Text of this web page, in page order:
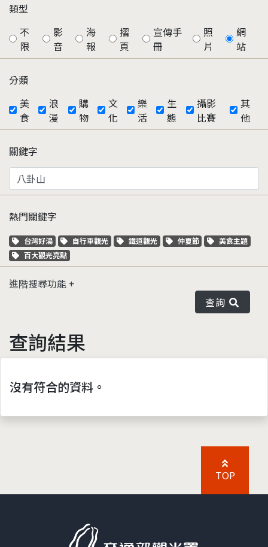
類型
不
限
影
音
海
報
摺
頁
宣傳手
冊
照
片
網
站
分類
美
食
浪
漫
購
物
文
化
樂
活
生
態
攝影
比賽
其
他
關鍵字
熱門關鍵字
關鍵字標籤
台灣好湯 關鍵字標籤
自行車觀光 關鍵字標籤
鐵道觀光 關鍵字標籤
仲夏節 關鍵字標籤
美食主題
關鍵字標籤
百大觀光亮點
進階搜尋功能
查詢
查詢結果
沒有符合的資料。
TOP